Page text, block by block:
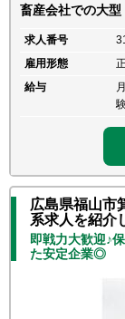
畜産会社での大
求人番号
雇用形態
給与
広島県福山市
系求人を紹介
即戦力大歓迎♪
た安定企業◎